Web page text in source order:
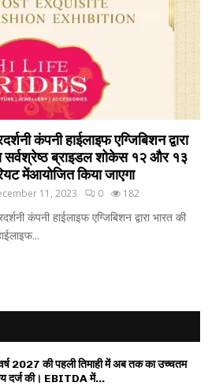
कंपनी हाईलाइफ एग्जिबिशन द्वारा
सर्वश्रेष्ठ ब्राइडल शोकेस १२ और १३
मेंआयोजित किया जाएगा
11, 2023 0 182
कंपनी हाईलाइफ एग्जिबिशन द्वारा भारत की
वर्ष 2027 की पहली तिमाही में अब तक का उच्चतम
दर्ज की। EBITDA में...